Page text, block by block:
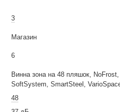
3
Магазин
6
Винна зона на 48 пляшок,
SoftSystem, SmartSteel,
48